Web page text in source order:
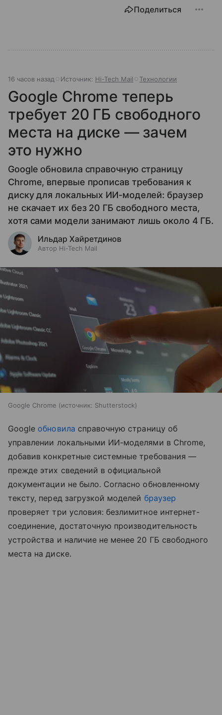
Поделиться
16 часов назад Источник: Hi-Tech Mail Технологии
Google Chrome теперь
требует 20 ГБ свободного
места на диске — зачем
это нужно
Google обновила справочную страницу
Chrome, впервые прописав требования к
диску для локальных ИИ-моделей: браузер
не скачает их без 20 ГБ свободного места,
хотя сами модели занимают лишь около 4 ГБ.
Ильдар Хайретдинов
Автор Hi-Tech Mail
Google Chrome источник: Shutterstock
Google обновила справочную страницу об
управлении локальными ИИ-моделями в Chrome,
добавив конкретные системные требования —
прежде этих сведений в официальной
документации не было. Согласно обновленному
тексту, перед загрузкой моделей браузер
проверяет три условия: безлимитное интернет-
соединение, достаточную производительность
устройства и наличие не менее 20 ГБ свободного
места на диске.